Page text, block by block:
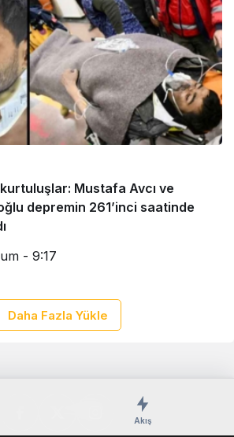
Mustafa Avcı ve
depremin 261’inci saatinde
- 9:17
Daha Fazla Yükle
Akış